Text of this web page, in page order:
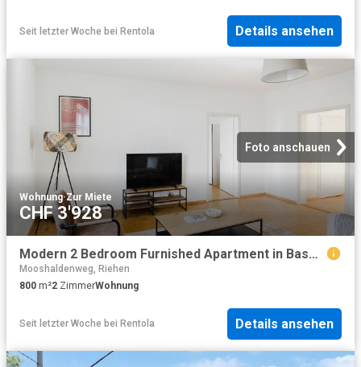
Seit letzter Woche bei Rentola Details ansehen
Foto anschauen
Wohnung·Zur Miete
CHF 3'928
Modern 2 Bedroom Furnished Apartment in Basel Vorstaedte, Basel Amsterdam Apartments for Rent
Mooshaldenweg, Riehen
800 m²2 ZimmerWohnung
Seit letzter Woche bei Rentola Details ansehen